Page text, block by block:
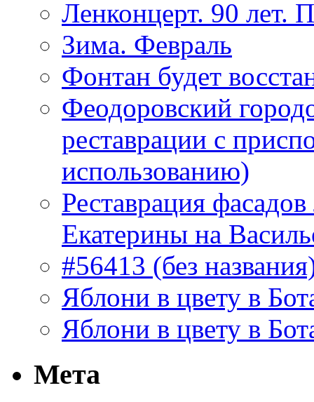
Ленконцерт. 90 лет.
Зима. Февраль
Фонтан будет
Феодоровский
реставрации с
использованию)
Реставрация
Екатерины на
#56413 (без
Яблони в цвету в
Яблони в цвету в
Мета